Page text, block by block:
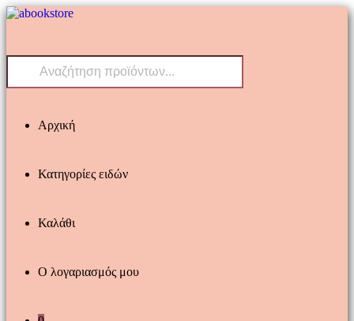
Skip
Products
Αρχική
Κατηγορίες ειδών
Καλάθι
Ο λογαριασμός μου